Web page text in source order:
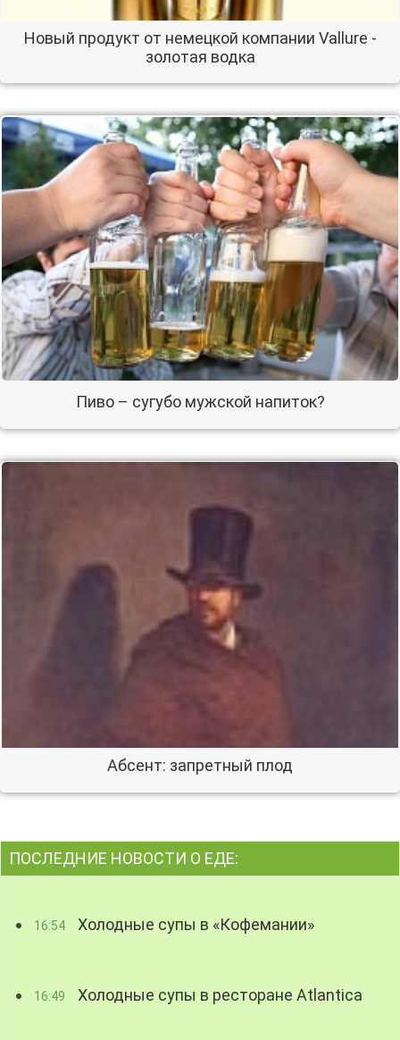
Новый продукт от немецкой компании Vallure -
золотая водка
Пиво – сугубо мужской напиток?
Абсент: запретный плод
ПОСЛЕДНИЕ НОВОСТИ О ЕДЕ:
16:54 Холодные супы в «Кофемании»
16:49 Холодные супы в ресторане Atlantica